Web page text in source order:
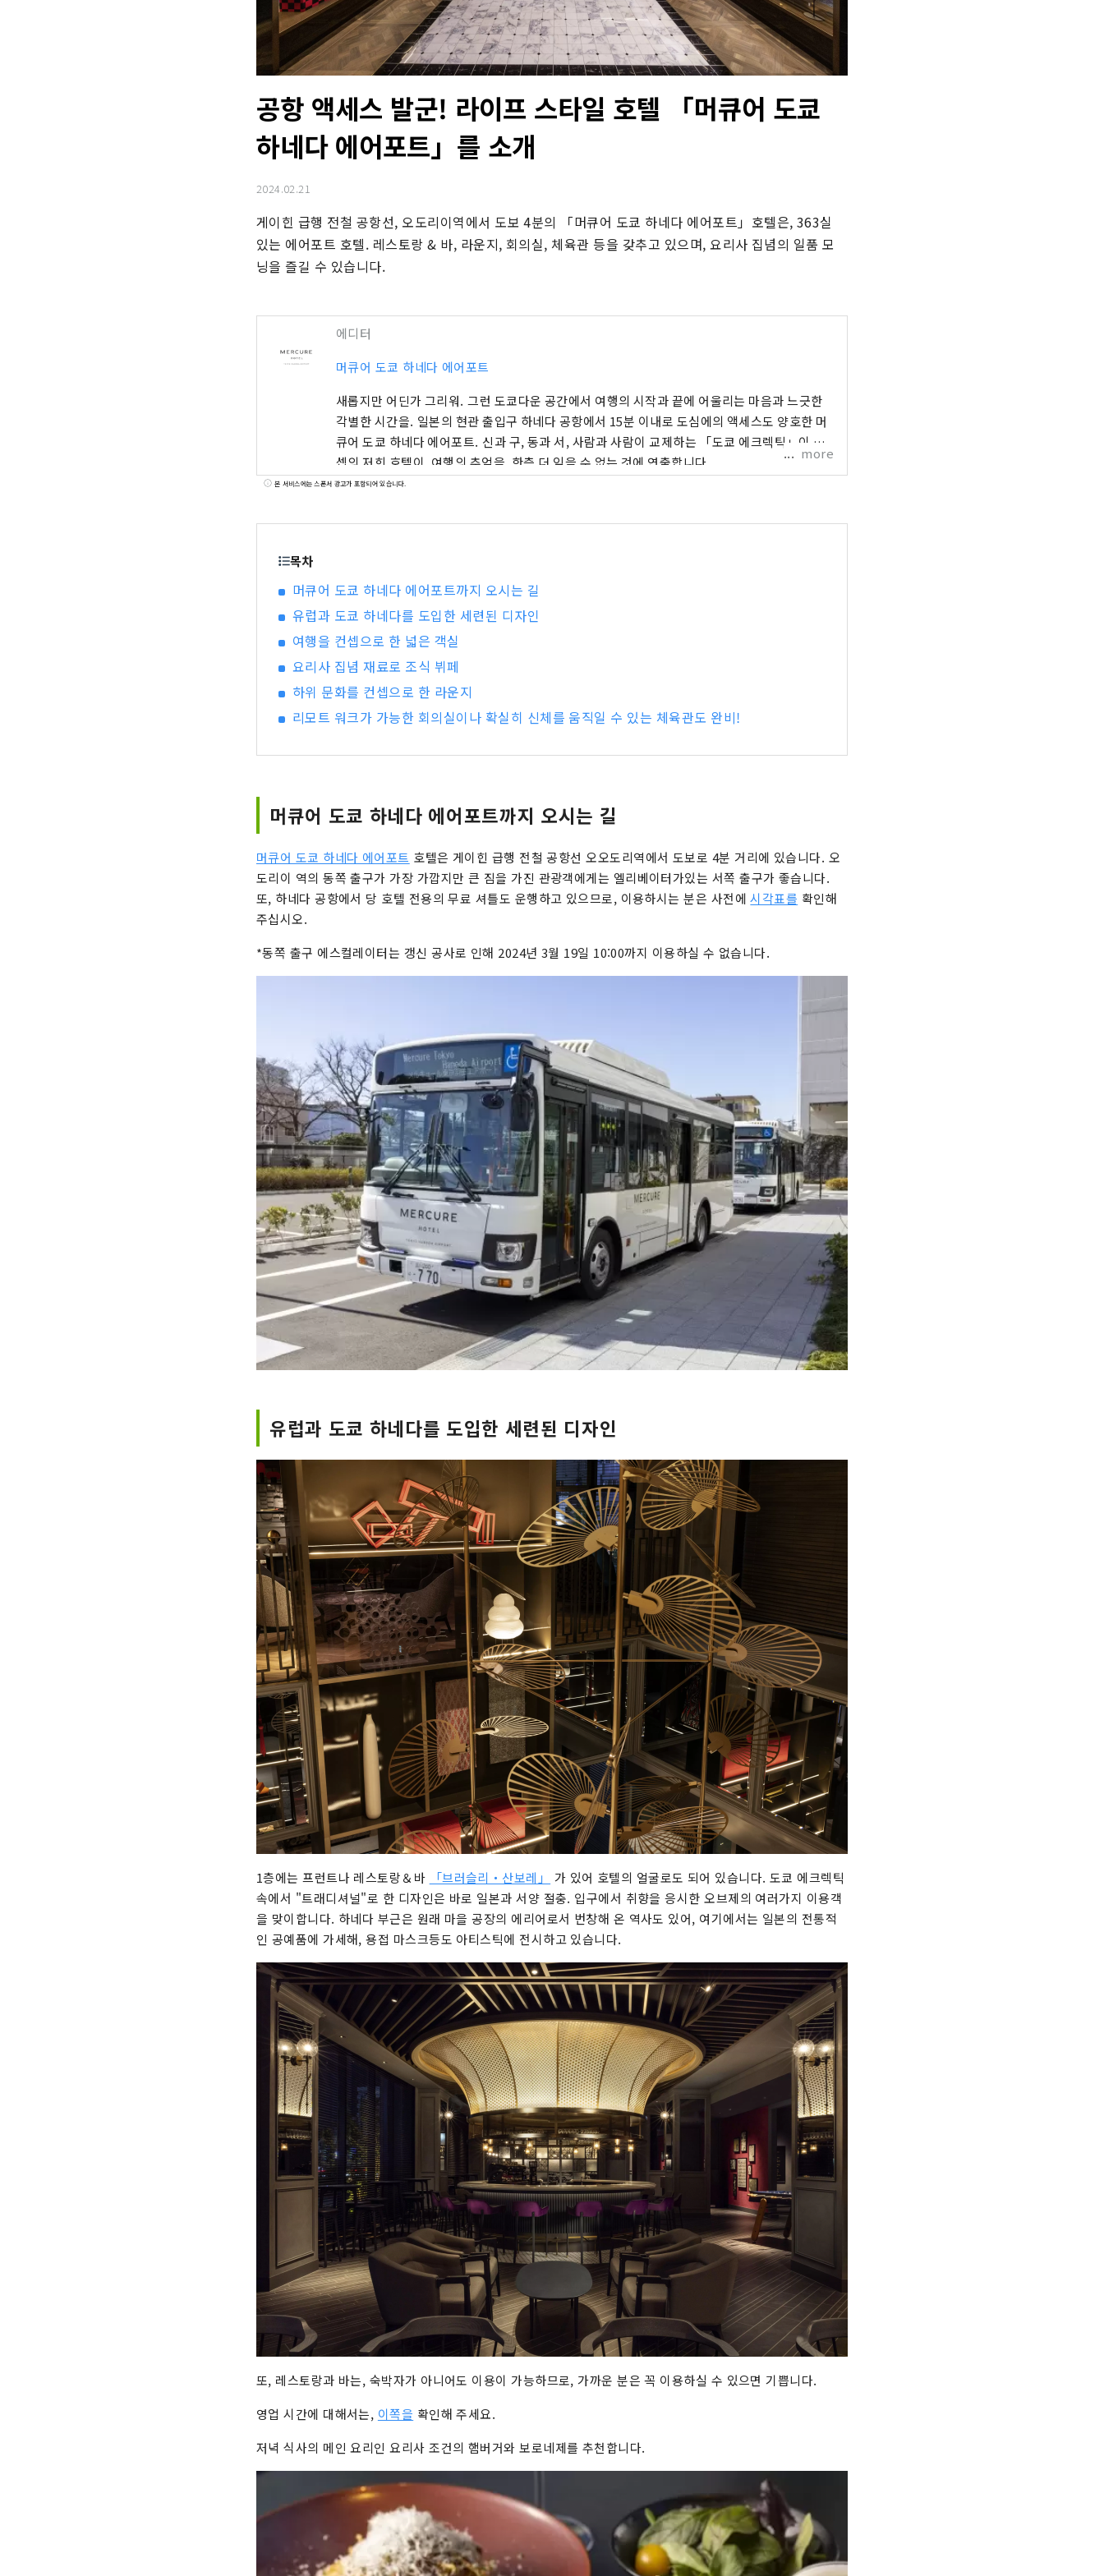
공항 액세스 발군! 라이프 스타일 호텔 「머큐어 도쿄
하네다 에어포트」를 소개
2024.02.21
게이힌 급행 전철 공항선, 오도리이역에서 도보 4분의 「머큐어 도쿄 하네다 에어포트」호텔은, 363실
있는 에어포트 호텔. 레스토랑 & 바, 라운지, 회의실, 체육관 등을 갖추고 있으며, 요리사 집념의 일품 모
닝을 즐길 수 있습니다.
에디터
머큐어 도쿄 하네다 에어포트
새롭지만 어딘가 그리워. 그런 도쿄다운 공간에서 여행의 시작과 끝에 어울리는 마음과 느긋한
각별한 시간을. 일본의 현관 출입구 하네다 공항에서 15분 이내로 도심에의 액세스도 양호한 머
큐어 도쿄 하네다 에어포트. 신과 구, 동과 서, 사람과 사람이 교제하는 「도쿄 에크렉틱」이 컨
셉의 저희 호텔이, 여행의 추억을, 한층 더 잊을 수 없는 것에 연출합니다.
more
본 서비스에는 스폰서 광고가 포함되어 있습니다.
목차
머큐어 도쿄 하네다 에어포트까지 오시는 길
유럽과 도쿄 하네다를 도입한 세련된 디자인
여행을 컨셉으로 한 넓은 객실
요리사 집념 재료로 조식 뷔페
하위 문화를 컨셉으로 한 라운지
리모트 워크가 가능한 회의실이나 확실히 신체를 움직일 수 있는 체육관도 완비!
머큐어 도쿄 하네다 에어포트까지 오시는 길
머큐어 도쿄 하네다 에어포트 호텔은 게이힌 급행 전철 공항선 오오도리역에서 도보로 4분 거리에 있습니다. 오
도리이 역의 동쪽 출구가 가장 가깝지만 큰 짐을 가진 관광객에게는 엘리베이터가있는 서쪽 출구가 좋습니다.
또, 하네다 공항에서 당 호텔 전용의 무료 셔틀도 운행하고 있으므로, 이용하시는 분은 사전에시각표를 확인해
주십시오.
*동쪽 출구 에스컬레이터는 갱신 공사로 인해 2024년 3월 19일 10:00까지 이용하실 수 없습니다.
유럽과 도쿄 하네다를 도입한 세련된 디자인
1층에는 프런트나 레스토랑＆바 「브러슬리・산보레」
가 있어 호텔의 얼굴로도 되어 있습니다. 도쿄 에크렉틱
속에서 "트래디셔널"로 한 디자인은 바로 일본과 서양 절충. 입구에서 취향을 응시한 오브제의 여러가지 이용객
을 맞이합니다. 하네다 부근은 원래 마을 공장의 에리어로서 번창해 온 역사도 있어, 여기에서는 일본의 전통적
인 공예품에 가세해, 용접 마스크등도 아티스틱에 전시하고 있습니다.
또, 레스토랑과 바는, 숙박자가 아니어도 이용이 가능하므로, 가까운 분은 꼭 이용하실 수 있으면 기쁩니다.
영업 시간에 대해서는, 이쪽을 확인해 주세요.
저녁 식사의 메인 요리인 요리사 조건의 햄버거와 보로네제를 추천합니다.